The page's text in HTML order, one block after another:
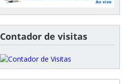
Contador de visitas